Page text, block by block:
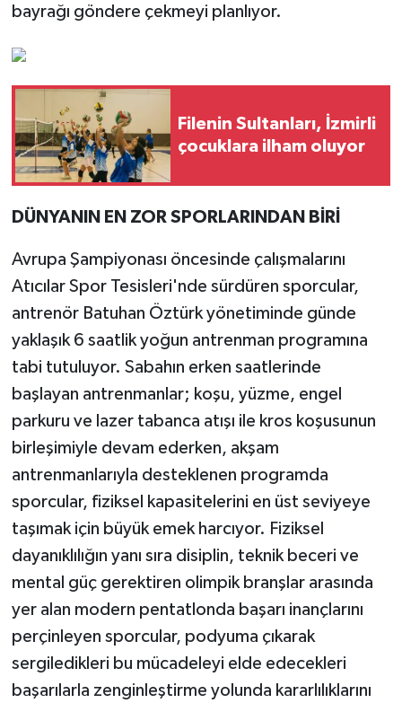
bayrağı göndere çekmeyi planlıyor.
Filenin Sultanları, İzmirli
çocuklara ilham oluyor
DÜNYANIN EN ZOR SPORLARINDAN BİRİ
Avrupa Şampiyonası öncesinde çalışmalarını
Atıcılar Spor Tesisleri'nde sürdüren sporcular,
antrenör Batuhan Öztürk yönetiminde günde
yaklaşık 6 saatlik yoğun antrenman programına
tabi tutuluyor. Sabahın erken saatlerinde
başlayan antrenmanlar; koşu, yüzme, engel
parkuru ve lazer tabanca atışı ile kros koşusunun
birleşimiyle devam ederken, akşam
antrenmanlarıyla desteklenen programda
sporcular, fiziksel kapasitelerini en üst seviyeye
taşımak için büyük emek harcıyor. Fiziksel
dayanıklılığın yanı sıra disiplin, teknik beceri ve
mental güç gerektiren olimpik branşlar arasında
yer alan modern pentatlonda başarı inançlarını
perçinleyen sporcular, podyuma çıkarak
sergiledikleri bu mücadeleyi elde edecekleri
başarılarla zenginleştirme yolunda kararlılıklarını